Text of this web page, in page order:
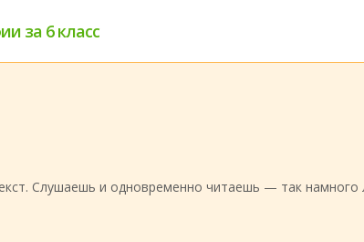
за 6 класс
Слушаешь и одновременно читаешь — так намного